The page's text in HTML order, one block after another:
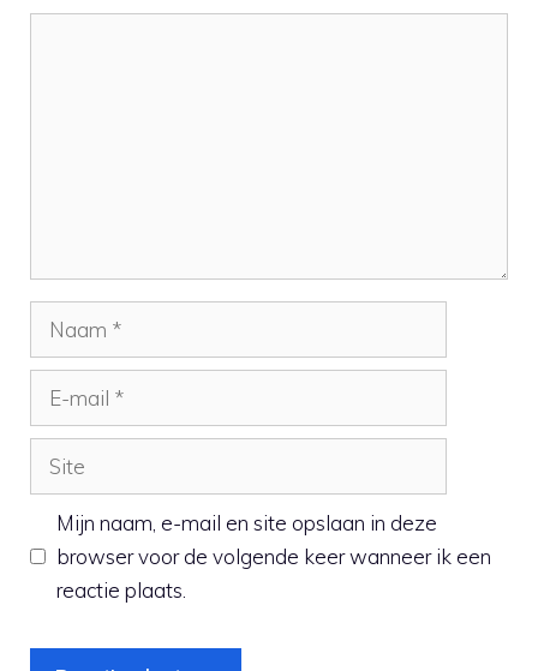
Naam
Site
Mijn naam, e-mail en site opslaan in deze
browser voor de volgende keer wanneer ik een
reactie plaats.